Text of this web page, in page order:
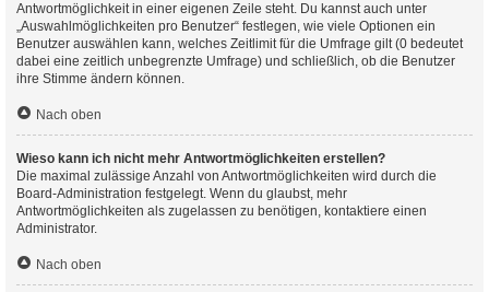
Antwortmöglichkeit in einer eigenen Zeile steht. Du kannst auch unter
„Auswahlmöglichkeiten pro Benutzer“ festlegen, wie viele Optionen ein
Benutzer auswählen kann, welches Zeitlimit für die Umfrage gilt (0 bedeutet
dabei eine zeitlich unbegrenzte Umfrage) und schließlich, ob die Benutzer
ihre Stimme ändern können.
Nach oben
Wieso kann ich nicht mehr Antwortmöglichkeiten erstellen?
Die maximal zulässige Anzahl von Antwortmöglichkeiten wird durch die
Board-Administration festgelegt. Wenn du glaubst, mehr
Antwortmöglichkeiten als zugelassen zu benötigen, kontaktiere einen
Administrator.
Nach oben